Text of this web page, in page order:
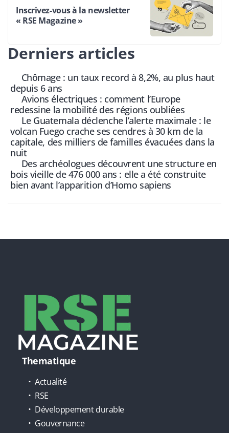
Inscrivez-vous à la newsletter
« RSE Magazine »
Derniers articles
Chômage : un taux record à 8,2%, au plus haut
depuis 6 ans
Avions électriques : comment l’Europe
redessine la mobilité des régions oubliées
Le Guatemala déclenche l’alerte maximale : le
volcan Fuego crache ses cendres à 30 km de la
capitale, des milliers de familles évacuées dans la
nuit
Des archéologues découvrent une structure en
bois vieille de 476 000 ans : elle a été construite
bien avant l’apparition d’Homo sapiens
Thematique
Actualité
RSE
Développement durable
Gouvernance